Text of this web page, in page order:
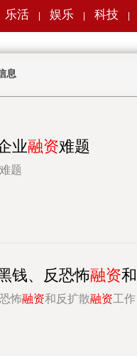
乐活 娱乐 科技
息
业融资难题
难题
钱、反恐怖融资
怖融资和反扩散融资工作